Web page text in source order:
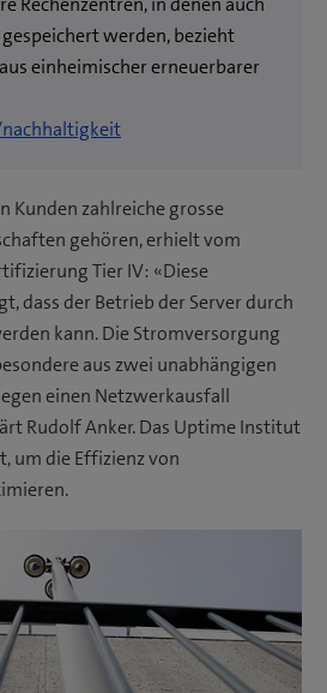
werden, bezieht
einheimischer erneuerbarer
Kunden zahlreiche grosse
gehören, erhielt vom
Tier IV: «Diese
dass der Betrieb der Server durch
kann. Die Stromversorgung
aus zwei unabhängigen
einen Netzwerkausfall
Rudolf Anker. Das Uptime Institut
um die Effizienz von